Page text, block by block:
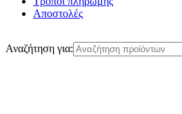
Αποστολές
Αναζήτηση για: